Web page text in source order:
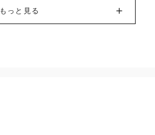
もっと見る